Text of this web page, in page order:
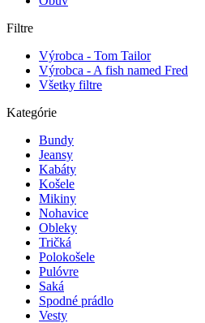
Filtre
Výrobca - Tom Tailor
Výrobca - A fish named Fred
Všetky filtre
Kategórie
Bundy
Jeansy
Kabáty
Košele
Mikiny
Nohavice
Obleky
Tričká
Polokošele
Pulóvre
Saká
Spodné prádlo
Vesty